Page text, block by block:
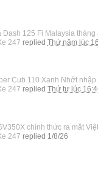
125 Fi Malaysia tháng
247 replied Thứ năm lúc
Cub 110 Xanh Nhớt nhập
247 replied Thứ tư lúc
chính thức ra mắt
247 replied 1/8/26